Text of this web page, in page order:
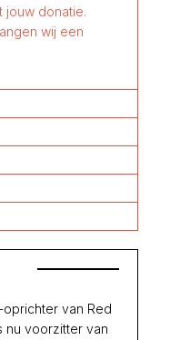
jouw donatie.
wij een
oprichter van Red
nu voorzitter van